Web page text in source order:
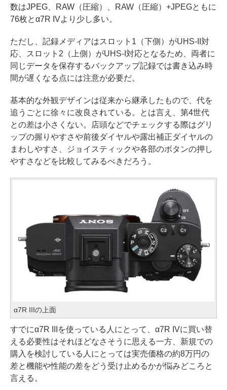
数はJPEG、RAW（圧縮）、RAW（圧縮）+JPEGともに
76枚とα7R IVより少し多い。
ただし、記録メディアはスロット1（下側）がUHS-II対
応、スロット2（上側）がUHS-I対応となるため、両者に
同じデータを保存するバックアップ記録では書き込み時
間が遅くなる点には注意が必要だ。
基本的な外観デザインは従来から継承したもので、代を
追うごとに徐々に改良されている。とは言え、第4世代
との差は小さくない。店頭などでチェックする際はグリ
ップの握りやすさや前後ダイヤルや露出補正ダイヤルの
まわしやすさ、ジョイスティックや各部のボタンの押し
やすさなどを比較してみるべきだろう。
α7R IIIの上面
すでにα7R IIIを使っている人にとって、α7R IVに買い替
える必要性はそれほどなさそうに思える一方、新規での
購入を検討している人にとっては実売価格の約8万円の
差と機能や性能の差をどう受け止めるかが悩みどころと
言える。